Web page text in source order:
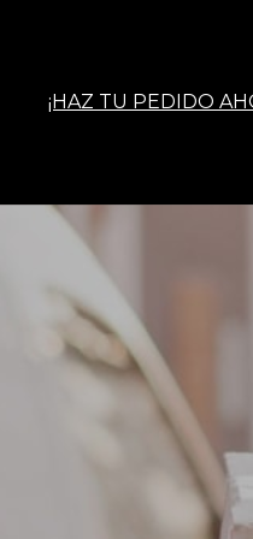
¡HAZ TU PEDIDO